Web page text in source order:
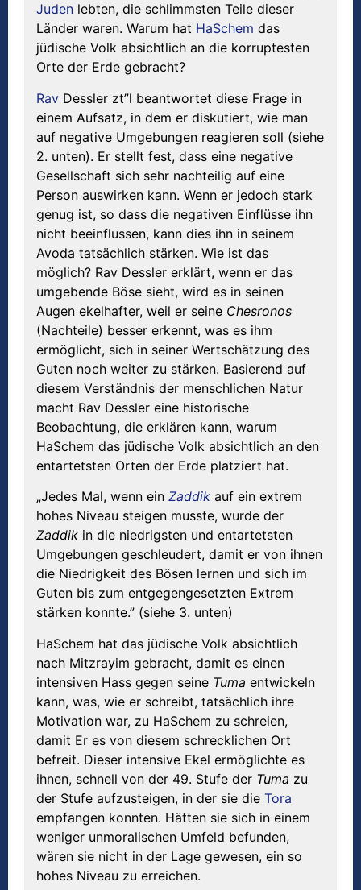
Juden lebten, die schlimmsten Teile dieser
Länder waren. Warum hat HaSchem das
jüdische Volk absichtlich an die korruptesten
Orte der Erde gebracht?
Rav Dessler zt”l beantwortet diese Frage in
einem Aufsatz, in dem er diskutiert, wie man
auf negative Umgebungen reagieren soll (siehe
2. unten). Er stellt fest, dass eine negative
Gesellschaft sich sehr nachteilig auf eine
Person auswirken kann. Wenn er jedoch stark
genug ist, so dass die negativen Einflüsse ihn
nicht beeinflussen, kann dies ihn in seinem
Avoda tatsächlich stärken. Wie ist das
möglich? Rav Dessler erklärt, wenn er das
umgebende Böse sieht, wird es in seinen
Augen ekelhafter, weil er seine Chesronos
(Nachteile) besser erkennt, was es ihm
ermöglicht, sich in seiner Wertschätzung des
Guten noch weiter zu stärken. Basierend auf
diesem Verständnis der menschlichen Natur
macht Rav Dessler eine historische
Beobachtung, die erklären kann, warum
HaSchem das jüdische Volk absichtlich an den
entartetsten Orten der Erde platziert hat.
„Jedes Mal, wenn ein Zaddik auf ein extrem
hohes Niveau steigen musste, wurde der
Zaddik in die niedrigsten und entartetsten
Umgebungen geschleudert, damit er von ihnen
die Niedrigkeit des Bösen lernen und sich im
Guten bis zum entgegengesetzten Extrem
stärken konnte.” (siehe 3. unten)
HaSchem hat das jüdische Volk absichtlich
nach Mitzrayim gebracht, damit es einen
intensiven Hass gegen seine Tuma entwickeln
kann, was, wie er schreibt, tatsächlich ihre
Motivation war, zu HaSchem zu schreien,
damit Er es von diesem schrecklichen Ort
befreit. Dieser intensive Ekel ermöglichte es
ihnen, schnell von der 49. Stufe der Tuma zu
der Stufe aufzusteigen, in der sie die Tora
empfangen konnten. Hätten sie sich in einem
weniger unmoralischen Umfeld befunden,
wären sie nicht in der Lage gewesen, ein so
hohes Niveau zu erreichen.